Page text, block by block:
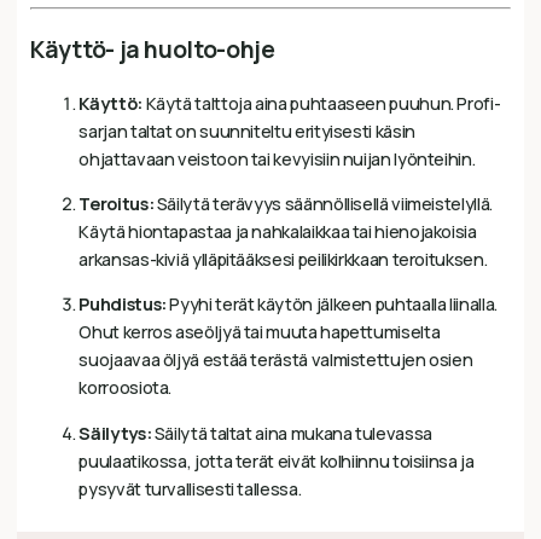
Käyttö- ja huolto-ohje
Käyttö: Käytä talttoja aina puhtaaseen puuhun. Profi-
sarjan taltat on suunniteltu erityisesti käsin
ohjattavaan veistoon tai kevyisiin nuijan lyönteihin.
Teroitus:Säilytä terävyys säännöllisellä viimeistelyllä.
Käytä hiontapastaa ja nahkalaikkaa tai hienojakoisia
arkansas-kiviä ylläpitääksesi peilikirkkaan teroituksen.
Puhdistus:Pyyhi terät käytön jälkeen puhtaalla liinalla.
Ohut kerros aseöljyä tai muuta hapettumiselta
suojaavaa öljyä estää terästä valmistettujen osien
korroosiota.
Säilytys:Säilytä taltat aina mukana tulevassa
puulaatikossa, jotta terät eivät kolhiinnu toisiinsa ja
pysyvät turvallisesti tallessa.